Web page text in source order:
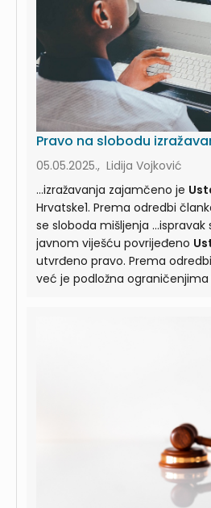
Pravo na slobodu
05.05.2025., Lidija Vojković
...izražavanja zajamčeno je
Hrvatske1. Prema odredbi
se sloboda mišljenja ...ispravak svakomu komu je
javnom viješću povrijeđeno
utvrđeno pravo. Prema odredbi članka
već je podložna
Republike